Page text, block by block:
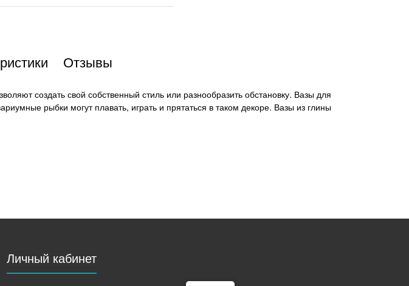
Отзывы
создать свой собственный стиль или разнообразить обстановку. Вазы для
рыбки могут плавать, играть и прятаться в таком декоре. Вазы из глины
Личный кабинет